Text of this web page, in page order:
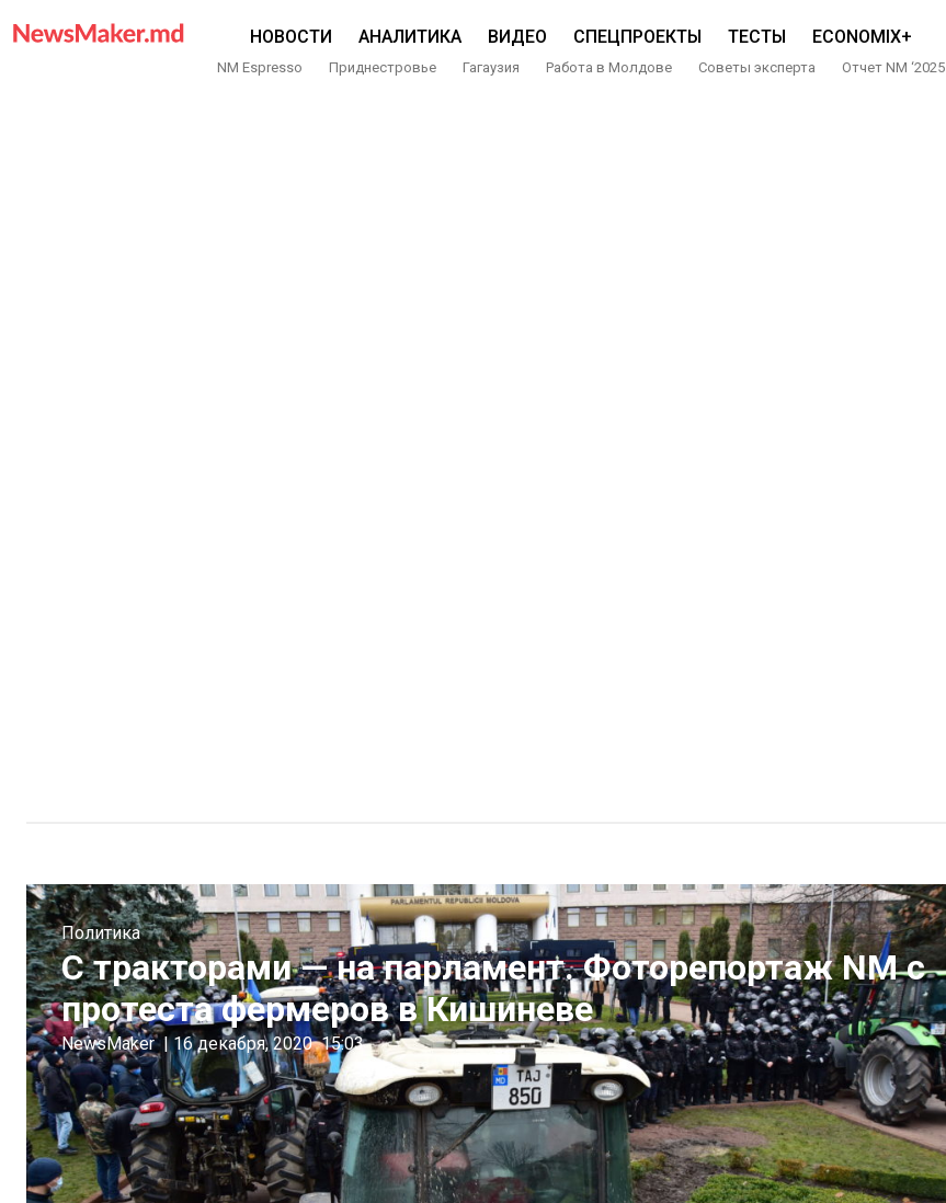
НОВОСТИ АНАЛИТИКА ВИДЕО СПЕЦПРОЕКТЫ ТЕСТЫ ECONOMIX+
NM Espresso Приднестровье Гагаузия Работа в Молдове Советы эксперта Отчет NM ‘2025
Политика
С тракторами — на парламент. Фоторепортаж NM с
протеста фермеров в Кишиневе
NewsMaker | 16 декабря, 2020 15:03